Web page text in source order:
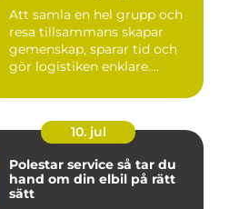
Att samla en hel grupp och
resa tillsammans skapar
gemenskap, sparar tid och
gör logistiken enklare....
10. jul
Polestar service så tar du
hand om din elbil på rätt
sätt